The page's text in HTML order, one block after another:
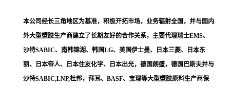
本公司经长三角地区为基准，积极开拓市场，业务辐射全国，并与国内
外大型塑胶生产商建立了长期友好的合作关系，主要代理瑞士EMS、
沙特SABIC、南韩锦湖、韩国LG、美国伊士曼、日本三菱、日本东
丽、日本帝人、日本住友化学、日本出光，德国朗盛，德国巴斯夫并与
沙特SABIC,LNP,杜邦，拜耳、BASF、宝理等大型塑胶原料生产商保